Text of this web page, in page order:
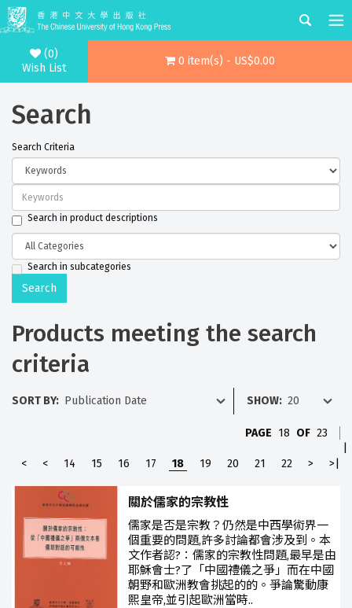
(0)
Wish List
0 item(s) - US$0.00
Search
Search Criteria
Search in product descriptions
Search in subcategories
Products meeting the search
criteria
SORT BY: SHOW:
PAGE 18 OF 23
<
< 14 15 16 17 18 19 20 21 22 > >|
關於儒家的宗教性
儒家是否是宗教？仍然是中西學術界一
個重要的問題,許多討論都會涉及到。本
文作者認?：儒家的宗教性問題,最早是由
耶穌會士?了「中國禮儀之爭」而在中國
朝野和歐洲教會挑起的的。爭論驚動康
熙皇帝,並引起歐洲當時..